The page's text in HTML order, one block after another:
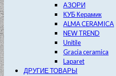
АЗОРИ
КУБ Керамик
ALMA CERAMICA
NEW TREND
Unitile
Gracia ceramica
Laparet
ДРУГИЕ ТОВАРЫ